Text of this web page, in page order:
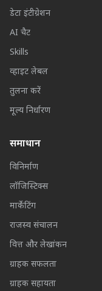
डेटा इंटीग्रेशन
AI चैट
Skills
व्हाइट लेबल
तुलना करें
मूल्य निर्धारण
समाधान
विनिर्माण
लॉजिस्टिक्स
मार्केटिंग
राजस्व संचालन
वित्त और लेखांकन
ग्राहक सफलता
ग्राहक सहायता